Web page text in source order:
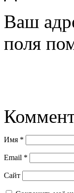
Ваш
поля
Имя *
Email *
Сайт